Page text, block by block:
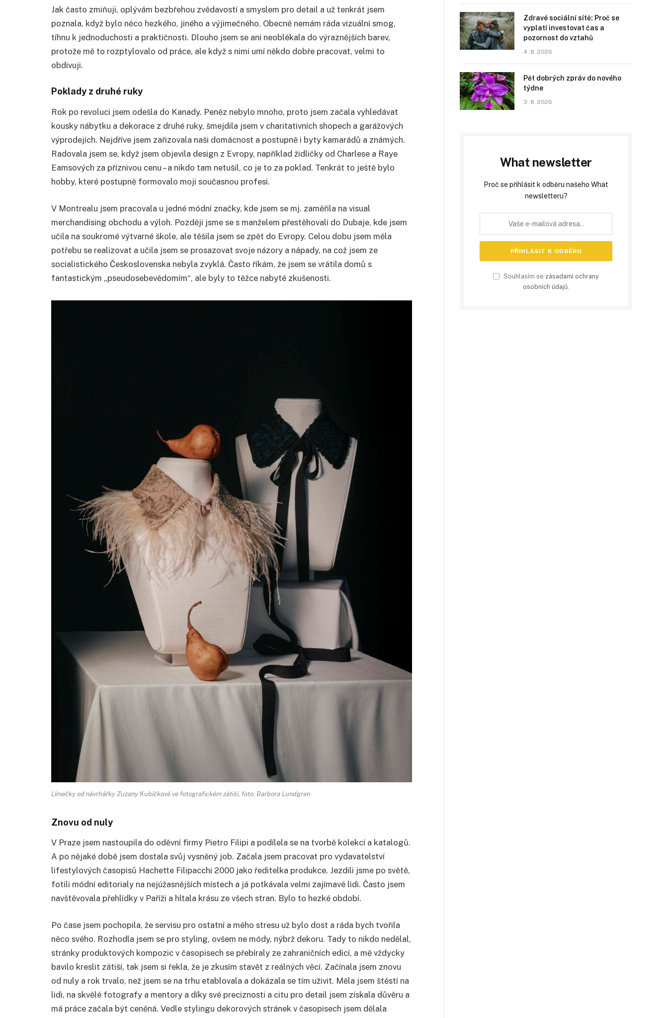
Jak často zmiňuji, oplývám bezbřehou zvědavostí a smyslem pro detail a už tenkrát jsem
poznala, když bylo něco hezkého, jiného a výjimečného. Obecně nemám ráda vizuální smog,
tíhnu k jednoduchosti a praktičnosti. Dlouho jsem se ani neoblékala do výraznějších barev,
protože mě to rozptylovalo od práce, ale když s nimi umí někdo dobře pracovat, velmi to
obdivuji.
Poklady z druhé ruky
Rok po revoluci jsem odešla do Kanady. Peněz nebylo mnoho, proto jsem začala vyhledávat
kousky nábytku a dekorace z druhé ruky, šmejdila jsem v charitativních shopech a garážových
výprodejích. Nejdříve jsem zařizovala naši domácnost a postupně i byty kamarádů a známých.
Radovala jsem se, když jsem objevila design z Evropy, například židličky od Charlese a Raye
Eamsových za příznivou cenu – a nikdo tam netušil, co je to za poklad. Tenkrát to ještě bylo
hobby, které postupně formovalo moji současnou profesi.
V Montrealu jsem pracovala u jedné módní značky, kde jsem se mj. zaměřila na visual
merchandising obchodu a výloh. Později jsme se s manželem přestěhovali do Dubaje, kde jsem
učila na soukromé výtvarné škole, ale těšila jsem se zpět do Evropy. Celou dobu jsem měla
potřebu se realizovat a učila jsem se prosazovat svoje názory a nápady, na což jsem ze
socialistického Československa nebyla zvyklá. Často říkám, že jsem se vrátila domů s
fantastickým „pseudosebevědomím“, ale byly to těžce nabyté zkušenosti.
Límečky od návrhářky Zuzany Kubíčkové ve fotografickém zátiší, foto: Barbora Lundgren
Znovu od nuly
V Praze jsem nastoupila do oděvní firmy Pietro Filipi a podílela se na tvorbě kolekcí a katalogů.
A po nějaké době jsem dostala svůj vysněný job. Začala jsem pracovat pro vydavatelství
lifestylových časopisů Hachette Filipacchi 2000 jako ředitelka produkce. Jezdili jsme po světě,
fotili módní editorialy na nejúžasnějších místech a já potkávala velmi zajímavé lidi. Často jsem
navštěvovala přehlídky v Paříži a hltala krásu ze všech stran. Bylo to hezké období.
Po čase jsem pochopila, že servisu pro ostatní a mého stresu už bylo dost a ráda bych tvořila
něco svého. Rozhodla jsem se pro styling, ovšem ne módy, nýbrž dekoru. Tady to nikdo nedělal,
stránky produktových kompozic v časopisech se přebíraly ze zahraničních edicí, a mě vždycky
bavilo kreslit zátiší, tak jsem si řekla, že je zkusím stavět z reálných věcí. Začínala jsem znovu
od nuly a rok trvalo, než jsem se na trhu etablovala a dokázala se tím uživit. Měla jsem štěstí na
lidi, na skvělé fotografy a mentory a díky své preciznosti a citu pro detail jsem získala důvěru a
má práce začala být ceněná. Vedle stylingu dekorových stránek v časopisech jsem dělala
Zdravé sociální sítě: Proč se
vyplatí investovat čas a
pozornost do vztahů
4. 8. 2026
Pět dobrých zpráv do nového
týdne
3. 8. 2026
What newsletter
Proč se přihlásit k odběru našeho What
newsletteru?
Souhlasím se zásadami ochrany
osobních údajů